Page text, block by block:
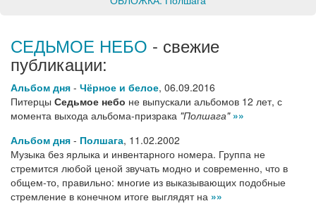
СЕДЬМОЕ НЕБО - свежие
публикации:
Альбом дня - Чёрное и белое, 06.09.2016
Питерцы Седьмое небо не выпускали альбомов 12 лет, с
момента выхода альбома-призрака "Полшага" »»
Альбом дня - Полшага, 11.02.2002
Музыка без ярлыка и инвентарного номера. Группа не
стремится любой ценой звучать модно и современно, что в
общем-то, правильно: многие из выказывающих подобные
стремление в конечном итоге выглядят на »»